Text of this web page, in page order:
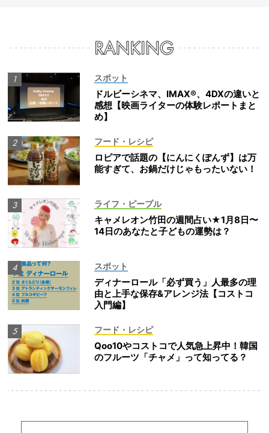
スポット
ドルビーシネマ、IMAX®、4DXの違いと
感想【映画ライターの体験レポートまと
め】
フード・レシピ
ロピアで話題の【にんにくぽんず】は万
能すぎて、お鍋だけじゃもったいない！
ライフ・ピープル
キャメレオン竹田の週間占い★1月8日〜
14日のあなたと子どもの運勢は？
スポット
ディナーロール「必ず買う」人最多の理
由と上手な保存&アレンジ法【コストコ
入門編】
フード・レシピ
Qoo10やコストコで人気急上昇中！韓国
のフルーツ「チャメ」って知ってる？